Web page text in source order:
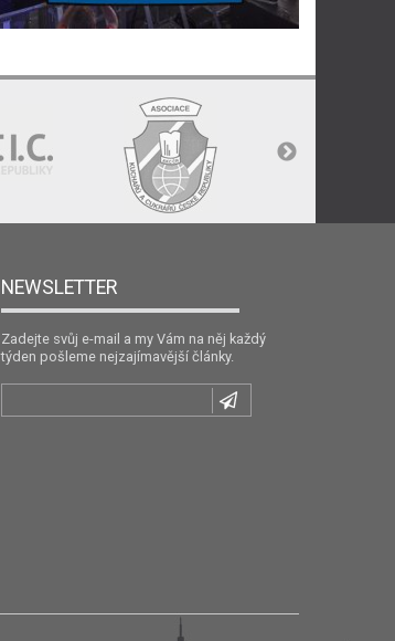
NEWSLETTER
Zadejte svůj e-mail a my Vám na něj každý
týden pošleme nejzajímavější články.